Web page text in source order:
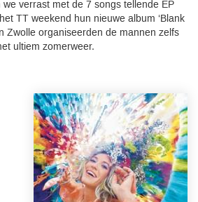
verrast met de 7 songs tellende EP
TT weekend hun nieuwe album ‘Blank
Zwolle organiseerden de mannen zelfs
ultiem zomerweer.